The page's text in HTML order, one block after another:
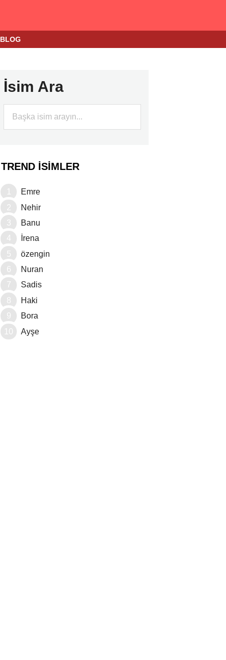
BLOG
İsim Ara
TREND İSIMLER
Emre
Nehir
Banu
İrena
özengin
Nuran
Sadis
Haki
Bora
Ayşe